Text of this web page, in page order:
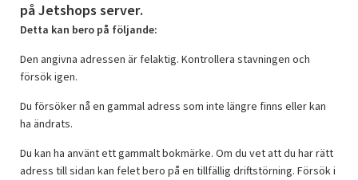
på Jetshops server.
Detta kan bero på följande:
Den angivna adressen är felaktig. Kontrollera stavningen och
försök igen.
Du försöker nå en gammal adress som inte längre finns eller kan
ha ändrats.
Du kan ha använt ett gammalt bokmärke. Om du vet att du har rätt
adress till sidan kan felet bero på en tillfällig driftstörning. Försök i